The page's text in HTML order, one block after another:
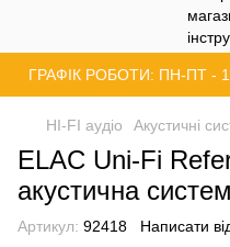
ГРАФІК РОБОТИ: ПН-ПТ -
HI-FI аудіо Акустичні
ELAC Uni-Fi
акустична
Артикул: 92418 Написати